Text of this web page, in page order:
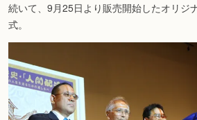
続いて、9月25日より販売開始したオリジ
式。